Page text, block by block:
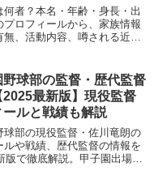
何者？本名・年齢・身長・出
プロフィールから、家族情報
無、活動内容、噂される近況
めています。
野球部の監督・歴代監督
2025最新版】現役監督
ールと戦績も解説
球部の現役監督・佐川竜朗の
ルや戦績、歴代監督の情報を
版で徹底解説。甲子園出場実